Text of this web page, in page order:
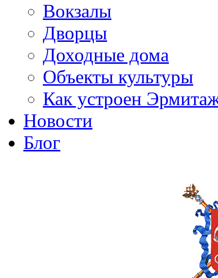
Вокзалы
Дворцы
Доходные дома
Объекты культуры
Как устроен
Новости
Блог